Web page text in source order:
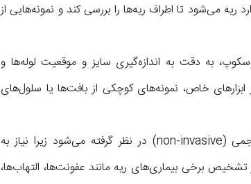
ریه می‌شود تا اطراف ریه‌ها را بررسی کند و نمونه‌هایی از
به دقت به اندازه‌گیری سایز و موقعیت لوله‌ها و
خاص، نمونه‌های کوچکی از بافت‌ها یا سلول‌های
بیوپسی ترانس بروشیال معمولاً به عنوان روشی غیرتهاجمی (non-invasive) در نظر گرفته می‌شود زیرا نیاز به
برخی بیماری‌های ریه مانند عفونت‌ها، التهاب‌ها،